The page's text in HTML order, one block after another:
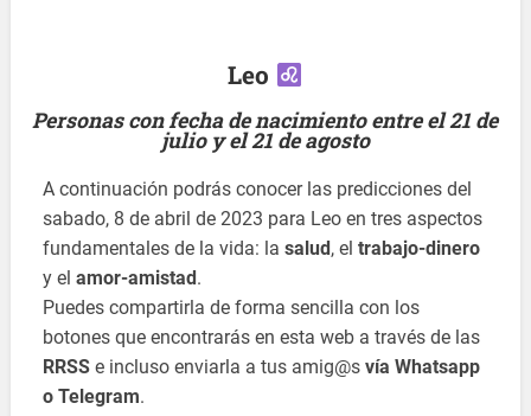
Leo
Personas con fecha de nacimiento entre el 21 de
julio y el 21 de agosto
A continuación podrás conocer las predicciones del
sabado, 8 de abril de 2023 para Leo en tres aspectos
fundamentales de la vida: lasalud , eltrabajo-dinero
y elamor-amistad .
Puedes compartirla de forma sencilla con los
botones que encontrarás en esta web a través de las
RRSS e incluso enviarla a tus amig@svía Whatsapp
o Telegram.